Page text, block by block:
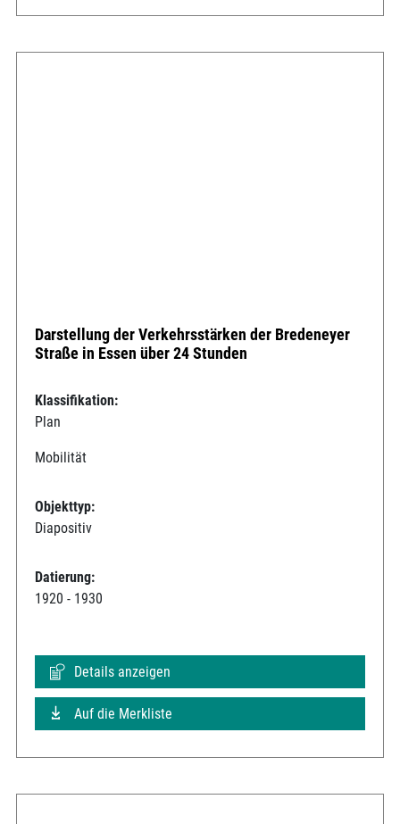
Darstellung der Verkehrsstärken der Bredeneyer
Straße in Essen über 24 Stunden
Klassifikation:
Plan
Mobilität
Objekttyp:
Diapositiv
Datierung:
1920 - 1930
Details anzeigen
Auf die Merkliste